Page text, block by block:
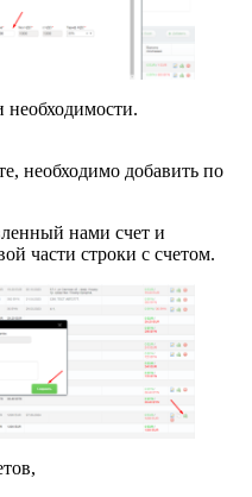
необходимости.
необходимо добавить по
нами счет и
части строки с счетом.